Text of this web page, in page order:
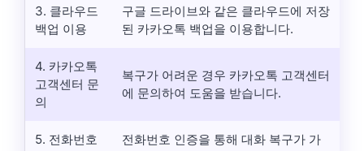
3. 클라우드
백업 이용
구글 드라이브와 같은 클라우드에 저장
된 카카오톡 백업을 이용합니다.
4. 카카오톡
고객센터 문
의
복구가 어려운 경우 카카오톡 고객센터
에 문의하여 도움을 받습니다.
5. 전화번호
전화번호 인증을 통해 대화 복구가 가